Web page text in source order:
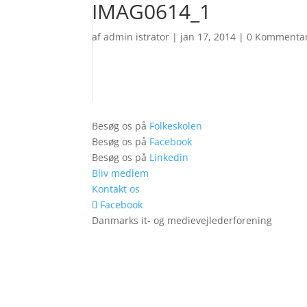
IMAG0614_1
afadmin istrator | jan 17, 2014 |0
Besøg os på Folkeskolen
Besøg os på Facebook
Besøg os på Linkedin
Bliv medlem
Kontakt os
Facebook
Danmarks it- og medievejlederforening